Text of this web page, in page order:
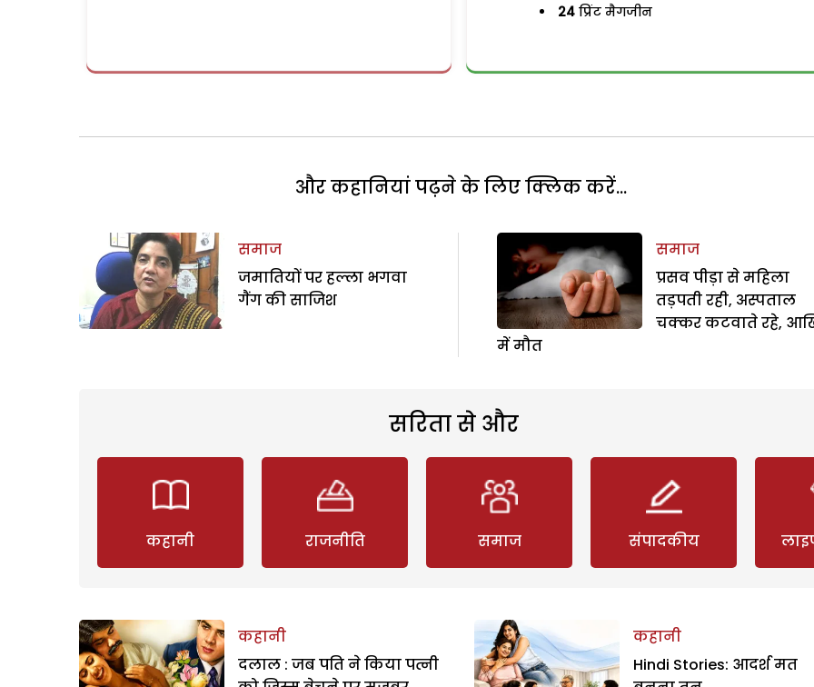
24 प्रिंट मैगजीन
और कहानियां पढ़ने के लिए क्लिक करें...
समाज
जमातियों पर हल्ला भगवा
गैंग की साजिश
समाज
प्रसव पीड़ा से महिला
तड़पती रही, अस्पताल
चक्कर कटवाते रहे,
में मौत
सरिता से और
कहानी राजनीति समाज संपादकीय
कहानी
दलाल : जब पति ने किया पत्नी
कहानी
Hindi Stories: आदर्श मत